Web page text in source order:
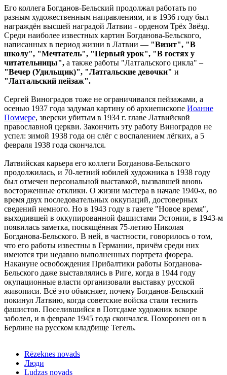
Его коллега Богданов-Бельский продолжал работать по
разным художественным направлениям, и в 1936 году был
награждён высшей наградой Латвии - орденом Трёх Звёзд.
Среди наиболее известных картин Богданова-Бельского,
написанных в период жизни в Латвии — "Визит", "В
школу", "Мечтатель", "Первый урок", "В гостях у
читательницы", а также работы "Латгальского цикла" –
"Вечер (Удильщик)", "Латгальские девочки" и
"Латгальский пейзаж".
Сергей Виноградов тоже не ограничивался пейзажами, а
осенью 1937 года задумал картину об архиепископе Иоанне
Поммере, зверски убитым в 1934 г. главе Латвийской
православной церкви. Закончить эту работу Виноградов не
успел: зимой 1938 года он слёг с воспалением лёгких, а 5
февраля 1938 года скончался.
Латвийская карьера его коллеги Богданова-Бельского
продолжилась, и 70-летний юбилей художника в 1938 году
был отмечен персональной выставкой, вызвавшей вновь
восторженные отклики. О жизни мастера в начале 1940-х, во
время двух последовательных оккупаций, достоверных
сведений немного. Но в 1943 году в газете "Новое время",
выходившей в оккупированной фашистами Эстонии, в 1943-м
появилась заметка, посвящённая 75-летию Николая
Богданова-Бельского. В ней, в частности, говорилось о том,
что его работы известны в Германии, причём среди них
имеются три недавно выполненных портрета фюрера.
Накануне освобождения Прибалтики работы Богданова-
Бельского даже выставлялись в Риге, когда в 1944 году
окупационные власти организовали выставку русской
живописи. Всё это объясняет, почему Богданов-Бельский
покинул Латвию, когда советские войска стали теснить
фашистов. Поселившийся в Потсдаме художник вскоре
заболел, и в феврале 1945 года скончался. Похоронен он в
Берлине на русском кладбище Тегель.
Rēzeknes novads
Люди
Ludzas novads